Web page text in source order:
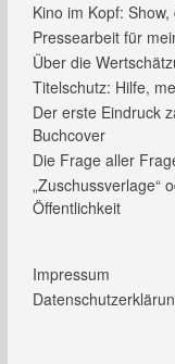
Kino im Kopf: Show,
Pressearbeit für
Über die
Titelschutz: Hilfe,
Der erste Eindruck
Buchcover
Die Frage aller
„Zuschussverlage“
Öffentlichkeit
Impressum